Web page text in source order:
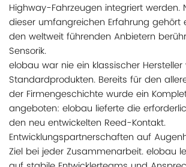
Highway-Fahrzeugen integriert werden.
dieser umfangreichen Erfahrung gehört
den weltweit führenden Anbietern
Sensorik.
elobau war nie ein klassischer Hersteller
Standardprodukten. Bereits für den
der Firmengeschichte wurde ein
angeboten: elobau lieferte die
den neu entwickelten Reed-Kontakt.
Entwicklungspartnerschaften auf
Ziel bei jeder Zusammenarbeit. elobau